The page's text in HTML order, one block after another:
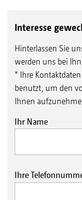
Interesse
Hinterlassen Sie
werden uns bei
* Ihre
benutzt, um den
Ihnen
Ihr Name
Ihre